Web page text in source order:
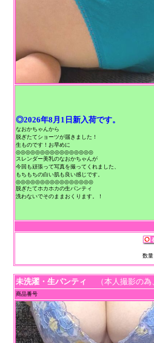
◎2026年8月1日新入荷です。
なおかちゃんから
脱ぎたてショーツが届きました！
生ものです！お早めに
◎◎◎◎◎◎◎◎◎◎◎◎◎◎◎◎
スレンダー美乳のなおかちゃんが
今回も頑張って写真を撮ってくれました、
もちもちの白い肌も良い感じです。
◎◎◎◎◎◎◎◎◎◎◎◎◎◎◎◎
脱ぎたてホカホカの生パンティ
洗わないでそのままおくります。！
数量
未洗濯・生パンティ （本人撮影の
商品番号